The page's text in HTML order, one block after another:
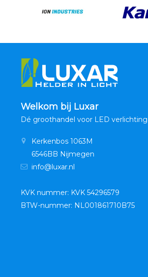
Welkom bij Luxar
Dé groothandel voor LED verlichting
Kerkenbos 1063M
6546BB Nijmegen
info@luxar.nl
KVK nummer: KVK 54296579
BTW-nummer: NL001861710B75